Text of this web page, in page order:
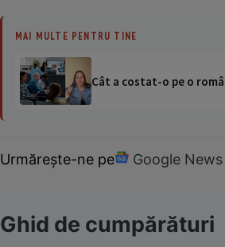
MAI MULTE PENTRU TINE
Cât a costat-o pe o
Urmărește-ne pe Google News
Ghid de cumpărături